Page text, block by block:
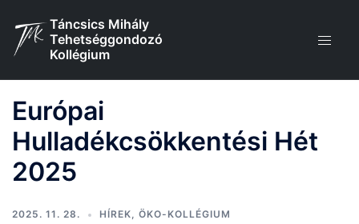
content
Táncsics Mihály
Tehetséggondozó
Kollégium
Európai
Hulladékcsökkentési Hét
2025
2025. 11. 28. HÍREK, ÖKO-KOLLÉGIUM